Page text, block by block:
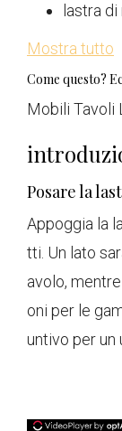
lastra
Mostra tutto
Come questo?
Mobili Tavoli
Posare la
Appoggia la
tti. Un lato
avolo,
oni per le
untivo per un